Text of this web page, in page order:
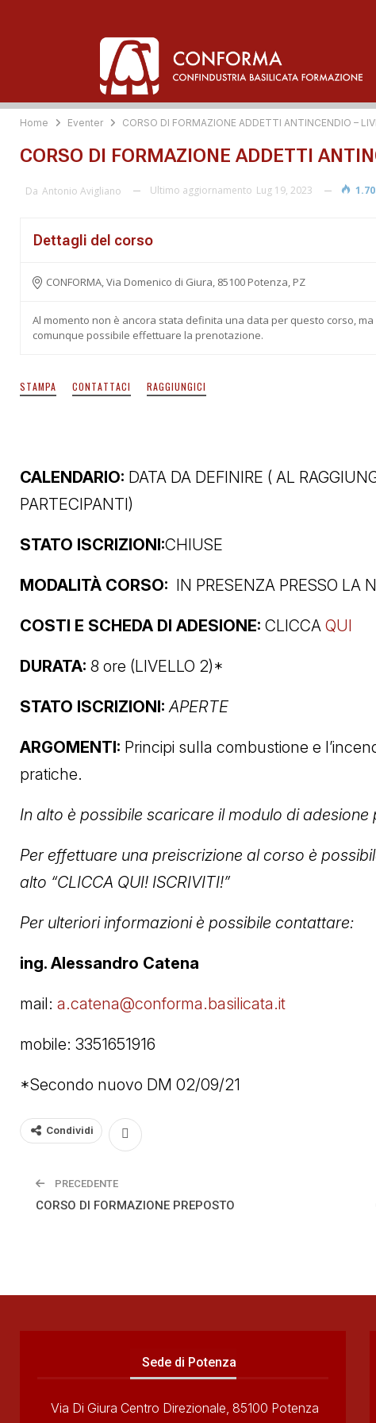
Home Eventer CORSO DI FORMAZIONE ADDETTI ANTINCENDIO –
CORSO DI FORMAZIONE ADDETTI
Da Antonio Avigliano Ultimo aggiornamento Lug 19, 2023
Dettagli del corso
CONFORMA, Via Domenico di Giura, 85100 Potenza, PZ
Al momento non è ancora stata definita una data per questo corso, ma
comunque possibile effettuare la prenotazione.
STAMPA CONTATTACI RAGGIUNGICI
CALENDARIO: DATA DA DEFINIRE ( AL
PARTECIPANTI)
STATO ISCRIZIONI:CHIUSE
MODALITÀ CORSO: IN PRESENZA PRESSO LA
COSTI E SCHEDA DI ADESIONE: CLICCA QUI
DURATA: 8 ore (LIVELLO 2)*
STATO ISCRIZIONI: APERTE
ARGOMENTI: Principi sulla combustione e
pratiche.
In alto è possibile scaricare il modulo di adesione
Per effettuare una preiscrizione al corso è
alto “CLICCA QUI! ISCRIVITI!”
Per ulteriori informazioni è possibile contattare:
ing. Alessandro Catena
mail: a.catena@conforma.basilicata.it
mobile: 3351651916
*Secondo nuovo DM 02/09/21
Condividi
PRECEDENTE
CORSO DI FORMAZIONE PREPOSTO
Sede di Potenza
Via Di Giura Centro Direzionale, 85100 Potenza